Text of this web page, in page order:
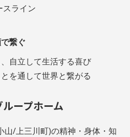
スライン
繋ぐ
自立して生活する喜び
を通して世界と繋がる
ープホーム
/上三川町)の精神・身体・知